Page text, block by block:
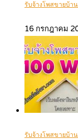
รับจ้างโพสขายบ้า
16 กรกฎาคม
รับจ้างโพสขายบ้า